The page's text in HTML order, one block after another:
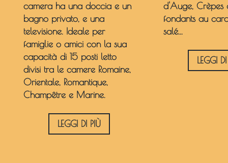
camera ha una doccia e un
bagno privato, e una
televisione. Ideale per
famiglie o amici con la sua
capacità di 15 posti letto
divisi tra le camere Romaine,
Orientale, Romantique,
Champêtre e Marine.
LEGGI DI PIÙ
d'Auge, Crèpes
fondants au
salé...
LEGGI